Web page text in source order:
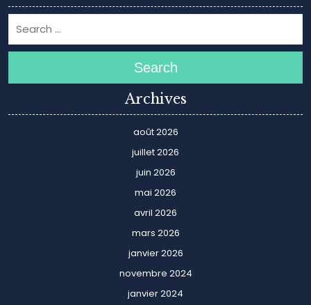
Search
Archives
août 2026
juillet 2026
juin 2026
mai 2026
avril 2026
mars 2026
janvier 2026
novembre 2024
janvier 2024